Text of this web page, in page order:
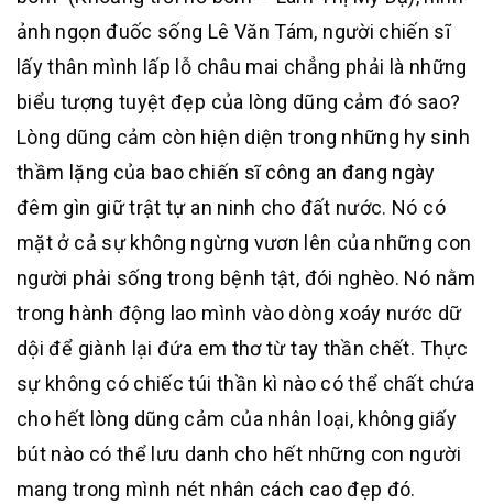
ảnh ngọn đuốc sống Lê Văn Tám, người chiến sĩ
lấy thân mình lấp lỗ châu mai chẳng phải là những
biểu tượng tuyệt đẹp của lòng dũng cảm đó sao?
Lòng dũng cảm còn hiện diện trong những hy sinh
thầm lặng của bao chiến sĩ công an đang ngày
đêm gìn giữ trật tự an ninh cho đất nước. Nó có
mặt ở cả sự không ngừng vươn lên của những con
người phải sống trong bệnh tật, đói nghèo. Nó nằm
trong hành động lao mình vào dòng xoáy nước dữ
dội để giành lại đứa em thơ từ tay thần chết. Thực
sự không có chiếc túi thần kì nào có thể chất chứa
cho hết lòng dũng cảm của nhân loại, không giấy
bút nào có thể lưu danh cho hết những con người
mang trong mình nét nhân cách cao đẹp đó.